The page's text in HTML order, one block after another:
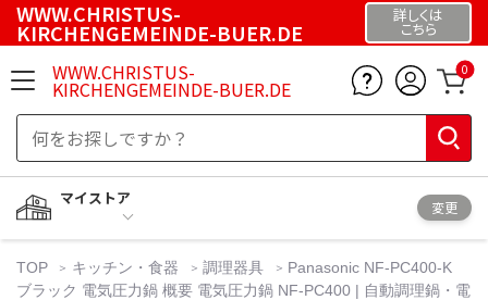
WWW.CHRISTUS-
KIRCHENGEMEINDE-BUER.DE
詳しくは
こちら
WWW.CHRISTUS-
KIRCHENGEMEINDE-BUER.DE
0
マイストア
変更
TOP キッチン・食器 調理器具
Panasonic NF-PC400-K
ブラック 電気圧力鍋 概要 電気圧力鍋 NF-PC400 | 自動調理鍋・電